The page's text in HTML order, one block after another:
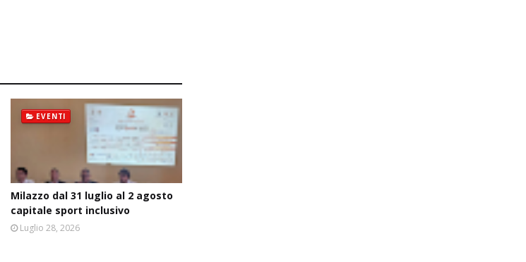
EVENTI
Milazzo dal 31 luglio al 2 agosto
capitale sport inclusivo
Luglio 28, 2026